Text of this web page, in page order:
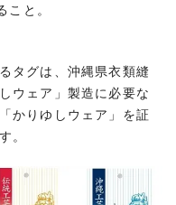
こと。
タグは、沖縄県衣類縫
ウェア」製造に必要な
かりゆしウェア」を証
。